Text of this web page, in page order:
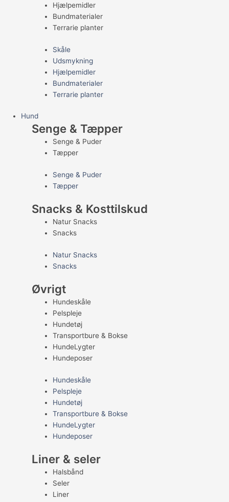
Hjælpemidler
Bundmaterialer
Terrarie planter
Skåle
Udsmykning
Hjælpemidler
Bundmaterialer
Terrarie planter
Hund
Senge & Tæpper
Senge & Puder
Tæpper
Senge & Puder
Tæpper
Snacks & Kosttilskud
Natur Snacks
Snacks
Natur Snacks
Snacks
Øvrigt
Hundeskåle
Pelspleje
Hundetøj
Transportbure & Bokse
HundeLygter
Hundeposer
Hundeskåle
Pelspleje
Hundetøj
Transportbure & Bokse
HundeLygter
Hundeposer
Liner & seler
Halsbånd
Seler
Liner